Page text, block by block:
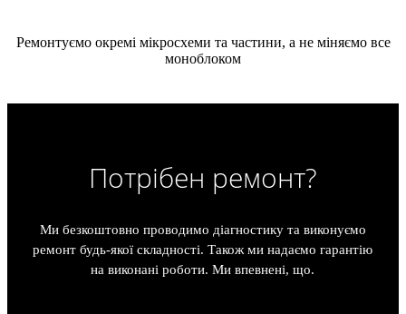
Ремонтуємо окремі мікросхеми та частини, а не міняємо все
моноблоком
Потрібен ремонт?
Ми безкоштовно проводимо діагностику та виконуємо
ремонт будь-якої складності. Також ми надаємо гарантію
на виконані роботи. Ми впевнені, що.